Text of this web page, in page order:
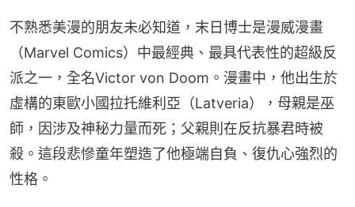
不熟悉美漫的朋友未必知道，末日博士是漫威漫畫
（Marvel Comics）中最經典、最具代表性的超級反
派之一，全名Victor von Doom。漫畫中，他出生於
虛構的東歐小國拉托維利亞（Latveria），母親是巫
師，因涉及神秘力量而死；父親則在反抗暴君時被
殺。這段悲慘童年塑造了他極端自負、復仇心強烈的
性格。